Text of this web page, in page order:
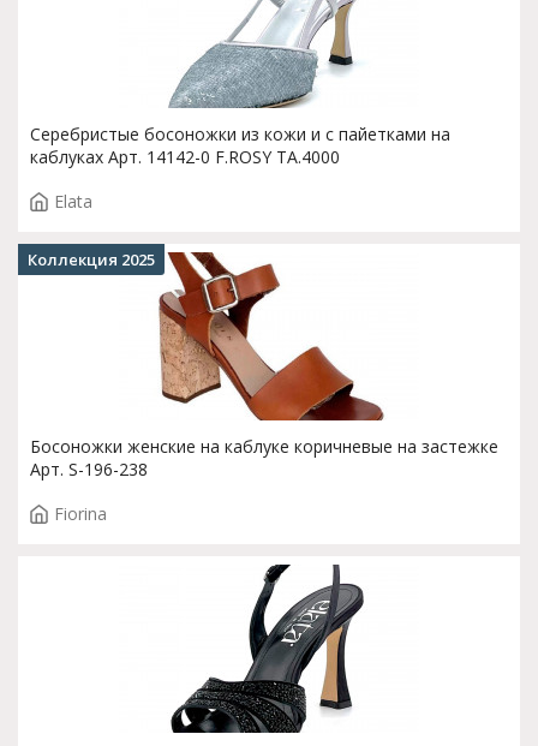
Серебристые босоножки из кожи и с пайетками на
каблуках Арт. 14142-0 F.ROSY TA.4000
Elata
Босоножки женские на каблуке коричневые на застежке
Арт. S-196-238
Fiorina
Коллекция 2025